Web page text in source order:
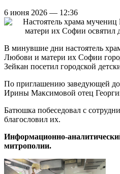
6 июня 2026 — 12:36
В минувшие дни настоятель
Любови и матери их Софии
Зейкан посетил городской
По приглашению заведующей
Ирины Максимовой отец
Батюшка побеседовал с
благословил их.
Информационно-
митрополии.